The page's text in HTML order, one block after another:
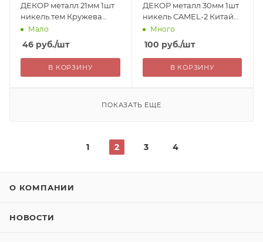
ДЕКОР металл 21мм 1шт
никель.тем Кружева
Китай 46=
Мало
46 руб./шт
В КОРЗИНУ
ДЕКОР металл 30мм 1шт
никель CAMEL-2 Китай
100=Много
100 руб./шт
В КОРЗИНУ
ПОКАЗАТЬ ЕЩЕ
1 2 3 4
О КОМПАНИИ
НОВОСТИ